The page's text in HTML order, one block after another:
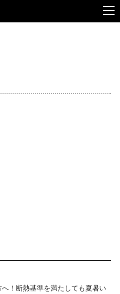
！断熱基準を満たしても夏暑い